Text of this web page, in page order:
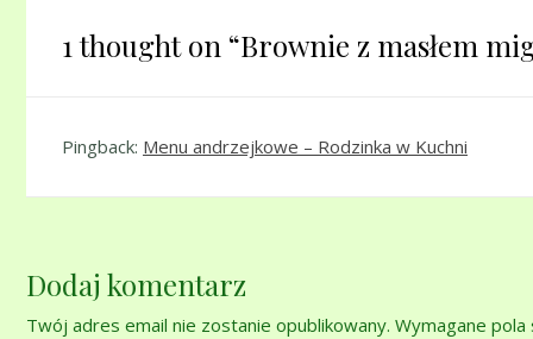
1 thought on “Brownie z masłem
Pingback: Menu andrzejkowe – Rodzinka w Kuchni
Dodaj komentarz
Twój adres email nie zostanie opublikowany. Wymagane